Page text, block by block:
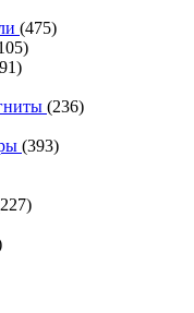
(475)
(236)
(393)